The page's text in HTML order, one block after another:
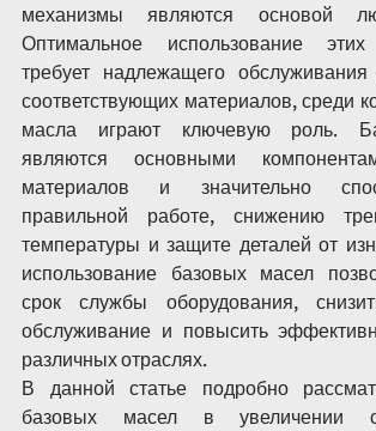
механизмы являются основой
Оптимальное использование этих
требует надлежащего
соответствующих материалов, среди
масла играют ключевую роль.
являются основными
материалов и значительно
правильной работе, снижению
температуры и защите деталей от
использование базовых масел
срок службы оборудования,
обслуживание и повысить
различных отраслях.
В данной статье подробно
базовых масел в увеличении